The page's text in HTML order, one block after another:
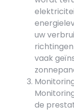
uw
vaak
de